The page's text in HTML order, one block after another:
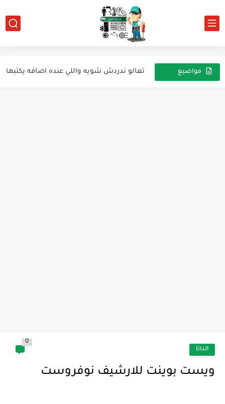
مواضيع
ديب فريزر وايت ويل ديجيتال للارشيف
تعالو ندردش شويه واللي عنده اضافه يكتبها
الداتا
0
ويست بوينت للارشيف نوفروست